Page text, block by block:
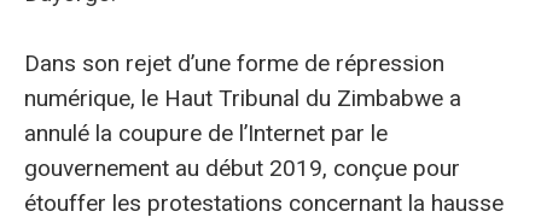
Dans son rejet d’une forme de répression
numérique, le Haut Tribunal du Zimbabwe a
annulé la coupure de l’Internet par le
gouvernement au début 2019, conçue pour
étouffer les protestations concernant la hausse